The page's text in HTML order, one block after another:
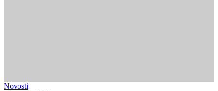
Novosti